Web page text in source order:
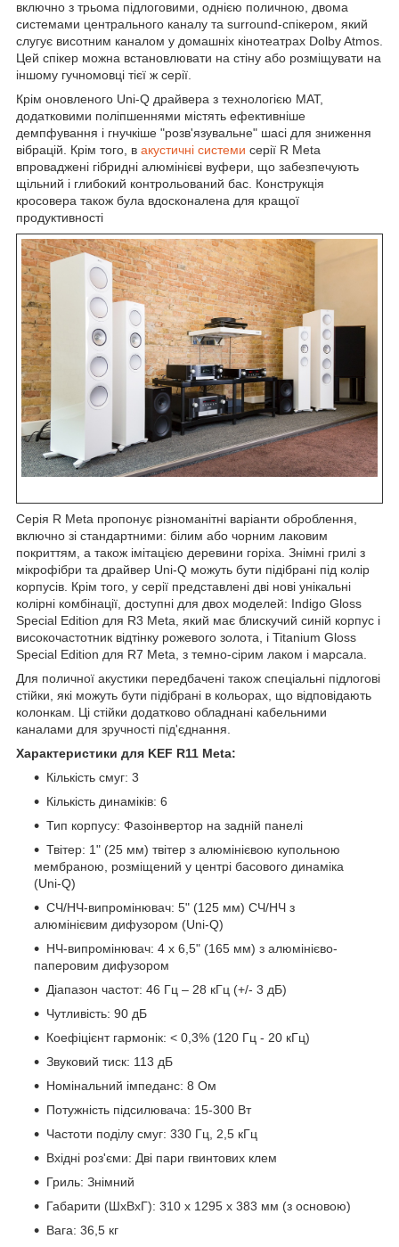
включно з трьома підлоговими, однією поличною, двома
системами центрального каналу та surround-спікером, який
слугує висотним каналом у домашніх кінотеатрах Dolby Atmos.
Цей спікер можна встановлювати на стіну або розміщувати на
іншому гучномовці тієї ж серії.
Крім оновленого Uni-Q драйвера з технологією MAT,
додатковими поліпшеннями містять ефективніше
демпфування і гнучкіше "розв'язувальне" шасі для зниження
вібрацій. Крім того, в акустичні системи серії R Meta
впроваджені гібридні алюмінієві вуфери, що забезпечують
щільний і глибокий контрольований бас. Конструкція
кросовера також була вдосконалена для кращої
продуктивності
Серія R Meta пропонує різноманітні варіанти оброблення,
включно зі стандартними: білим або чорним лаковим
покриттям, а також імітацією деревини горіха. Знімні грилі з
мікрофібри та драйвер Uni-Q можуть бути підібрані під колір
корпусів. Крім того, у серії представлені дві нові унікальні
колірні комбінації, доступні для двох моделей: Indigo Gloss
Special Edition для R3 Meta, який має блискучий синій корпус і
високочастотник відтінку рожевого золота, і Titanium Gloss
Special Edition для R7 Meta, з темно-сірим лаком і марсала.
Для поличної акустики передбачені також спеціальні підлогові
стійки, які можуть бути підібрані в кольорах, що відповідають
колонкам. Ці стійки додатково обладнані кабельними
каналами для зручності під'єднання.
Характеристики для KEF R11 Meta:
Кількість смуг: 3
Кількість динаміків: 6
Тип корпусу: Фазоінвертор на задній панелі
Твітер: 1" (25 мм) твітер з алюмінієвою купольною
мембраною, розміщений у центрі басового динаміка
(Uni-Q)
СЧ/НЧ-випромінювач: 5" (125 мм) СЧ/НЧ з
алюмінієвим дифузором (Uni-Q)
НЧ-випромінювач: 4 х 6,5" (165 мм) з алюмінієво-
паперовим дифузором
Діапазон частот: 46 Гц – 28 кГц (+/- 3 дБ)
Чутливість: 90 дБ
Коефіцієнт гармонік: < 0,3% (120 Гц - 20 кГц)
Звуковий тиск: 113 дБ
Номінальний імпеданс: 8 Ом
Потужність підсилювача: 15-300 Вт
Частоти поділу смуг: 330 Гц, 2,5 кГц
Вхідні роз'єми: Дві пари гвинтових клем
Гриль: Знімний
Габарити (ШхВхГ): 310 x 1295 x 383 мм (з основою)
Вага: 36,5 кг